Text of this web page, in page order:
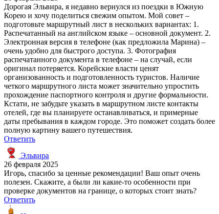
Дорогая Эльвира, я недавно вернулся из поездки в Южную
Корею и хочу поделиться свежим опытом. Мой совет –
подготовьте маршрутный лист в нескольких вариантах: 1.
Распечатанный на английском языке – основной документ. 2.
Электронная версия в телефоне (как предложила Марина) –
очень удобно для быстрого доступа. 3. Фотография
распечатанного документа в телефоне – на случай, если
оригинал потеряется. Корейские власти ценят
организованность и подготовленность туристов. Наличие
четкого маршрутного листа может значительно упростить
прохождение паспортного контроля и другие формальности.
Кстати, не забудьте указать в маршрутном листе контакты
отелей, где вы планируете останавливаться, и примерные
даты пребывания в каждом городе. Это поможет создать более
полную картину вашего путешествия.
Ответить
Эльвира
26 февраля 2025
Игорь, спасибо за ценные рекомендации! Ваш опыт очень
полезен. Скажите, а были ли какие-то особенности при
проверке документов на границе, о которых стоит знать?
Ответить